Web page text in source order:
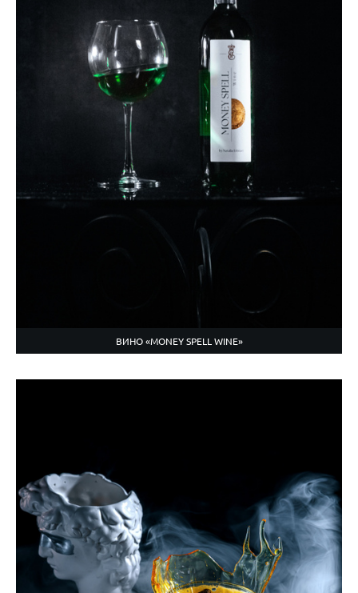
ВИНО «MONEY SPELL WINE»